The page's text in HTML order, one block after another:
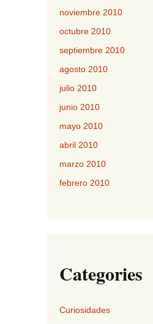
noviembre 2010
octubre 2010
septiembre 2010
agosto 2010
julio 2010
junio 2010
mayo 2010
abril 2010
marzo 2010
febrero 2010
Categories
Curiosidades